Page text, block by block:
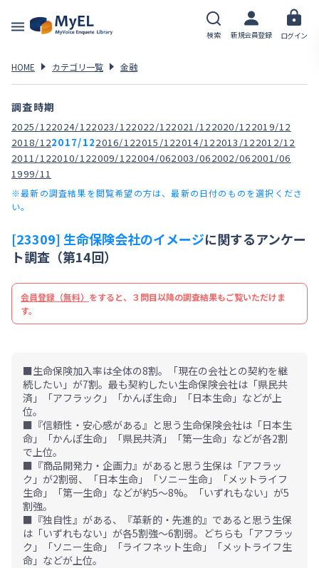
検索 新規会員登録 ログイン
HOME カテゴリ一覧 金融
調査時期
2025/122024/122023/122022/122021/122020/122019/12
2018/122017/122016/122015/122014/122013/122012/12
2011/122010/122009/122004/062003/062002/062001/06
1999/11
※最新の調査結果を閲覧希望の方は、最新の日付のものを選択くださ
い。
[23309] 生命保険会社のイメージに関するアンケー
ト調査（第14回）
会員登録（無料） をすると、３問目以降の調査結果もご覧いただけま
す。
■生命保険加入率は全体の8割。「現在の会社との契約を継
続したい」が7割。最も契約したい生命保険会社は「県民共
済」「アフラック」「かんぽ生命」「日本生命」などが上
位。
■『信頼性・安心感がある』と思う生命保険会社は「日本生
命」「かんぽ生命」「県民共済」「第一生命」などが各2割
で上位。
■『商品開発力・企画力』があると思う生保は「アフラッ
ク」が2割弱、「日本生命」「ソニー生命」「メットライフ
生命」「第一生命」などが約5～8%。「いずれもない」が5
割強。
■『独自性』がある、『革新的・先進的』であると思う生保
は「いずれもない」が各5割強～6割弱。どちらも「アフラッ
ク」「ソニー生命」「ライフネット生命」「メットライフ生
命」などが上位。